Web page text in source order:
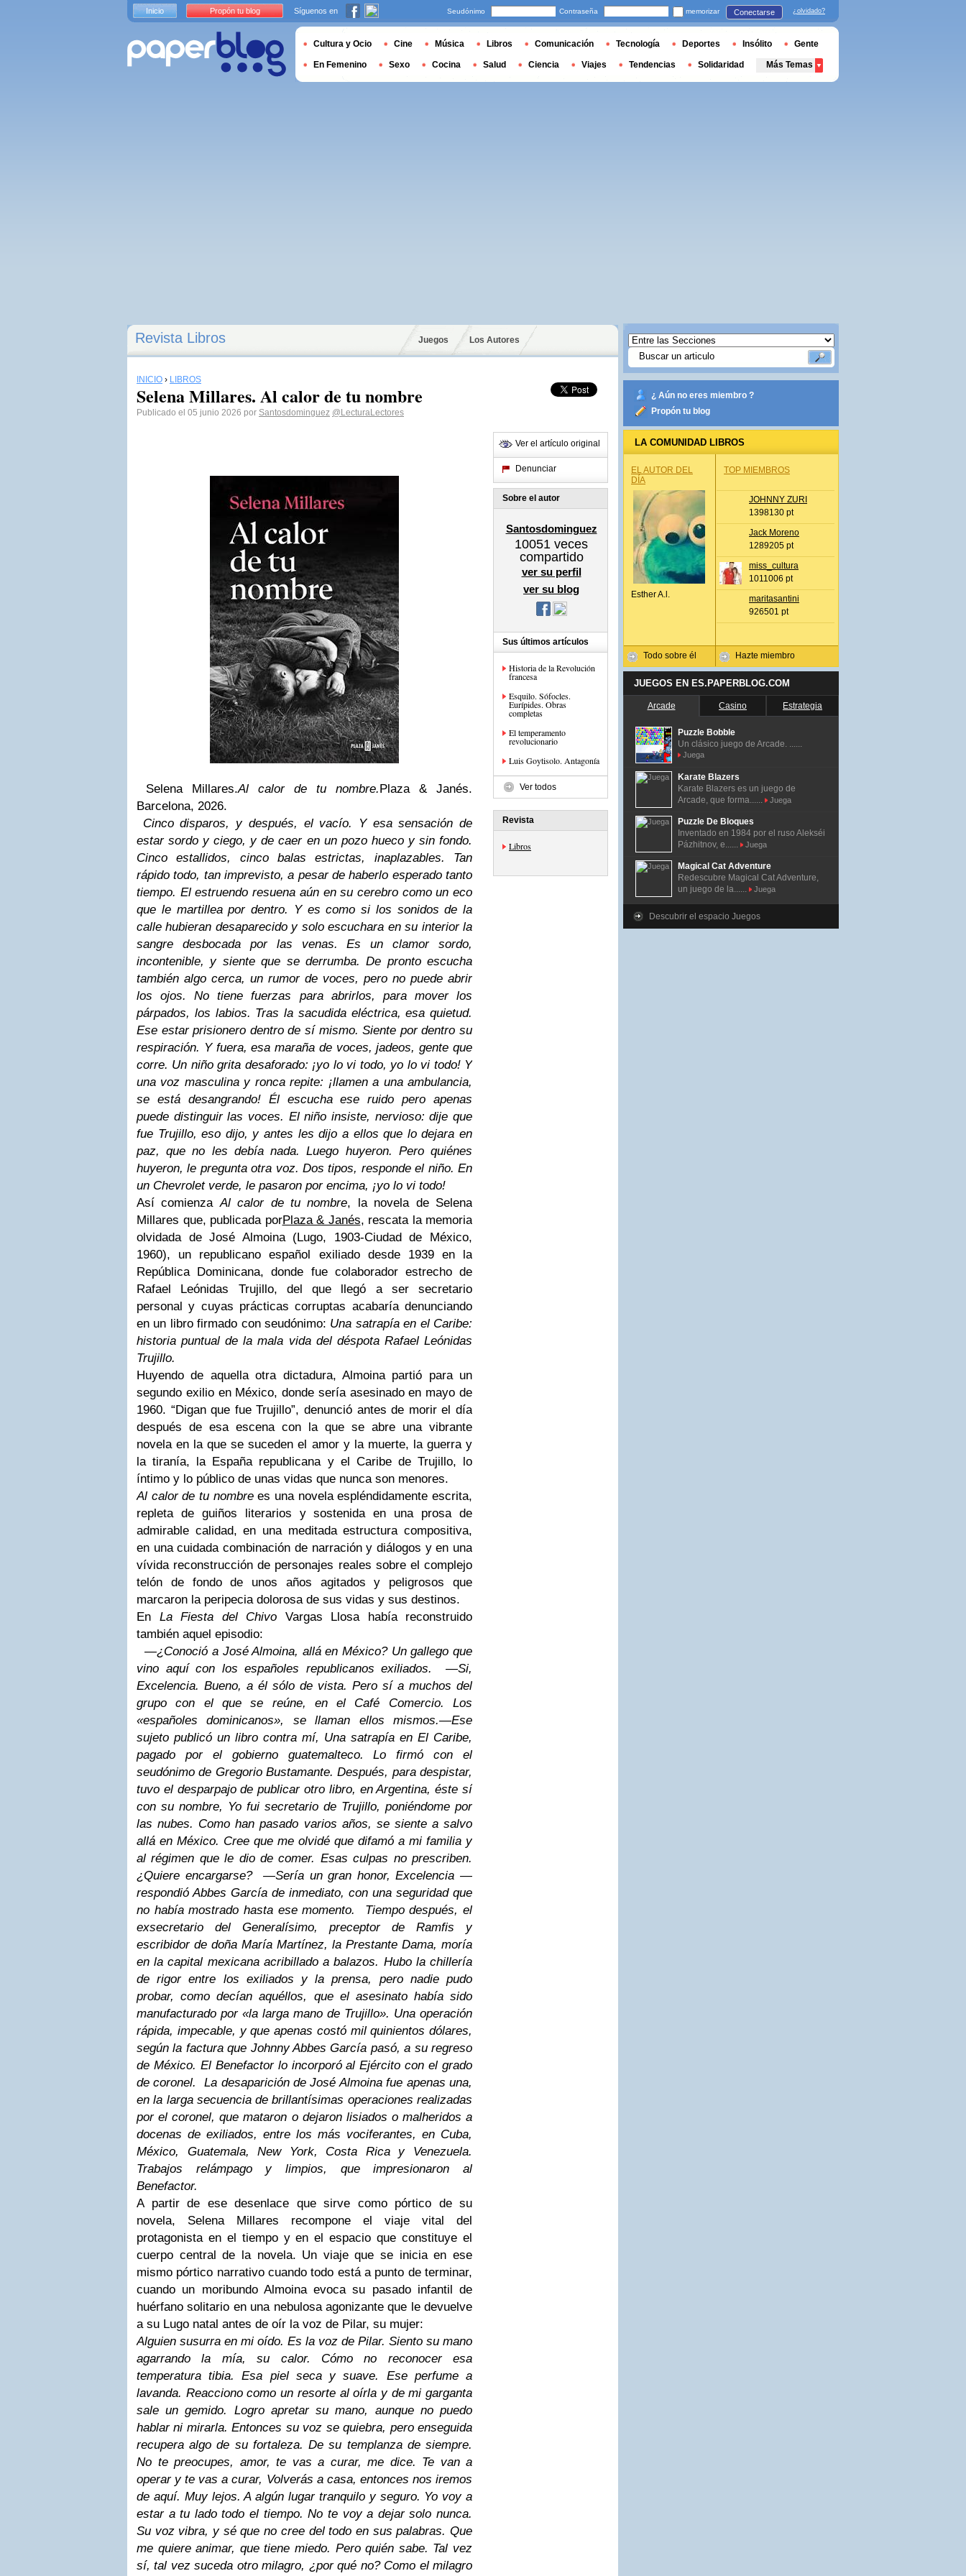
Revista Libros Juegos Los Autores
INICIO › LIBROS
Selena Millares. Al calor de tu nombre
Publicado el 05 junio 2026 por Santosdominguez @LecturaLectores
Selena Millares.Al calor de tu nombre.Plaza & Janés.
Barcelona, 2026.
Cinco disparos, y después, el vacío. Y esa sensación de
estar sordo y ciego, y de caer en un pozo hueco y sin fondo.
Cinco estallidos, cinco balas estrictas, inaplazables. Tan
rápido todo, tan imprevisto, a pesar de haberlo esperado tanto
tiempo. El estruendo resuena aún en su cerebro como un eco
que le martillea por dentro. Y es como si los sonidos de la
calle hubieran desaparecido y solo escuchara en su interior la
sangre desbocada por las venas. Es un clamor sordo,
incontenible, y siente que se derrumba. De pronto escucha
también algo cerca, un rumor de voces, pero no puede abrir
los ojos. No tiene fuerzas para abrirlos, para mover los
párpados, los labios. Tras la sacudida eléctrica, esa quietud.
Ese estar prisionero dentro de sí mismo. Siente por dentro su
respiración. Y fuera, esa maraña de voces, jadeos, gente que
corre. Un niño grita desaforado: ¡yo lo vi todo, yo lo vi todo! Y
una voz masculina y ronca repite: ¡llamen a una ambulancia,
se está desangrando! Él escucha ese ruido pero apenas
puede distinguir las voces. El niño insiste, nervioso: dije que
fue Trujillo, eso dijo, y antes les dijo a ellos que lo dejara en
paz, que no les debía nada. Luego huyeron. Pero quiénes
huyeron, le pregunta otra voz. Dos tipos, responde el niño. En
un Chevrolet verde, le pasaron por encima, ¡yo lo vi todo!
Así comienzaAl calor de tu nombre, la novela de Selena
Millares que, publicada porPlaza & Janés, rescata la memoria
olvidada de José Almoina (Lugo, 1903-Ciudad de México,
1960), un republicano español exiliado desde 1939 en la
República Dominicana, donde fue colaborador estrecho de
Rafael Leónidas Trujillo, del que llegó a ser secretario
personal y cuyas prácticas corruptas acabaría denunciando
en un libro firmado con seudónimo: Una satrapía en el Caribe:
historia puntual de la mala vida del déspota Rafael Leónidas
Trujillo.
Huyendo de aquella otra dictadura, Almoina partió para un
segundo exilio en México, donde sería asesinado en mayo de
1960. “Digan que fue Trujillo”, denunció antes de morir el día
después de esa escena con la que se abre una vibrante
novela en la que se suceden el amor y la muerte, la guerra y
la tiranía, la España republicana y el Caribe de Trujillo, lo
íntimo y lo público de unas vidas que nunca son menores.
Al calor de tu nombrees una novela espléndidamente escrita,
repleta de guiños literarios y sostenida en una prosa de
admirable calidad, en una meditada estructura compositiva,
en una cuidada combinación de narración y diálogos y en una
vívida reconstrucción de personajes reales sobre el complejo
telón de fondo de unos años agitados y peligrosos que
marcaron la peripecia dolorosa de sus vidas y sus destinos.
En La Fiesta del Chivo Vargas Llosa había reconstruido
también aquel episodio:
—¿Conoció a José Almoina, allá en México? Un gallego que
vino aquí con los españoles republicanos exiliados.
—Si,
Excelencia. Bueno, a él sólo de vista. Pero sí a muchos del
grupo con el que se reúne, en el Café Comercio. Los
«españoles dominicanos», se llaman ellos mismos.—Ese
sujeto publicó un libro contra mí, Una satrapía en El Caribe,
pagado por el gobierno guatemalteco. Lo firmó con el
seudónimo de Gregorio Bustamante. Después, para despistar,
tuvo el desparpajo de publicar otro libro, en Argentina, éste sí
con su nombre, Yo fui secretario de Trujillo, poniéndome por
las nubes. Como han pasado varios años, se siente a salvo
allá en México. Cree que me olvidé que difamó a mi familia y
al régimen que le dio de comer. Esas culpas no prescriben.
¿Quiere encargarse?—Sería un gran honor, Excelencia —
respondió Abbes García de inmediato, con una seguridad que
no había mostrado hasta ese momento.
Tiempo después, el
exsecretario del Generalísimo, preceptor de Ramfis y
escribidor de doña María Martínez, la Prestante Dama, moría
en la capital mexicana acribillado a balazos. Hubo la chillería
de rigor entre los exiliados y la prensa, pero nadie pudo
probar, como decían aquéllos, que el asesinato había sido
manufacturado por «la larga mano de Trujillo». Una operación
rápida, impecable, y que apenas costó mil quinientos dólares,
según la factura que Johnny Abbes García pasó, a su regreso
de México. El Benefactor lo incorporó al Ejército con el grado
de coronel.
La desaparición de José Almoina fue apenas una,
en la larga secuencia de brillantísimas operaciones realizadas
por el coronel, que mataron o dejaron lisiados o malheridos a
docenas de exiliados, entre los más vociferantes, en Cuba,
México, Guatemala, New York, Costa Rica y Venezuela.
Trabajos relámpago y limpios, que impresionaron al
Benefactor.
A partir de ese desenlace que sirve como pórtico de su
novela, Selena Millares recompone el viaje vital del
protagonista en el tiempo y en el espacio que constituye el
cuerpo central de la novela. Un viaje que se inicia en ese
mismo pórtico narrativo cuando todo está a punto de terminar,
cuando un moribundo Almoina evoca su pasado infantil de
huérfano solitario en una nebulosa agonizante que le devuelve
a su Lugo natal antes de oír la voz de Pilar, su mujer:
Alguien susurra en mi oído. Es la voz de Pilar. Siento su mano
agarrando la mía, su calor. Cómo no reconocer esa
temperatura tibia. Esa piel seca y suave. Ese perfume a
lavanda. Reacciono como un resorte al oírla y de mi garganta
sale un gemido. Logro apretar su mano, aunque no puedo
hablar ni mirarla. Entonces su voz se quiebra, pero enseguida
recupera algo de su fortaleza. De su templanza de siempre.
No te preocupes, amor, te vas a curar, me dice. Te van a
operar y te vas a curar, Volverás a casa, entonces nos iremos
de aquí. Muy lejos. A algún lugar tranquilo y seguro. Yo voy a
estar a tu lado todo el tiempo. No te voy a dejar solo nunca.
Su voz vibra, y sé que no cree del todo en sus palabras. Que
me quiere animar, que tiene miedo. Pero quién sabe. Tal vez
sí, tal vez suceda otro milagro, ¿por qué no? Como el milagro
Ver el artículo original
Denunciar
Sobre el autor
Santosdominguez
10051 veces
compartido
ver su perfil
ver su blog
Sus últimos artículos
Historia de la Revolución
francesa
Esquilo. Sófocles.
Eurípides. Obras
completas
El temperamento
revolucionario
Luis Goytisolo. Antagonía
Ver todos
Revista
Libros
¿ Aún no eres miembro ?
Propón tu blog
LA COMUNIDAD LIBROS
EL AUTOR DEL
DÍA
Esther A.l.
Todo sobre él
TOP MIEMBROS
JOHNNY ZURI
1398130 pt
Jack Moreno
1289205 pt
miss_cultura
1011006 pt
maritasantini
926501 pt
Hazte miembro
JUEGOS EN ES.PAPERBLOG.COM
Arcade Casino Estrategia
Puzzle Bobble
Un clásico juego de Arcade. ......
Juega
Karate Blazers
Karate Blazers es un juego de
Arcade, que forma......
Juega
Puzzle De Bloques
Inventado en 1984 por el ruso Alekséi
Pázhitnov, e......
Juega
Magical Cat Adventure
Redescubre Magical Cat Adventure,
un juego de la......
Juega
Descubrir el espacio Juegos
Inicio Propón tu blog Síguenos en Seudónimo Contraseña memorizar Conectarse ¿olvidado?
Cultura y Ocio Cine Música Libros Comunicación Tecnología Deportes Insólito Gente
En Femenino Sexo Cocina Salud Ciencia Viajes Tendencias Solidaridad Más Temas